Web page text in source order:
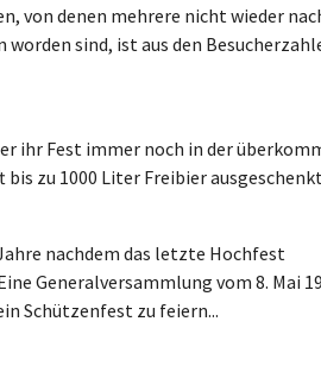
von denen mehrere nicht wieder
sind, ist aus den
ihr Fest immer noch in der
zu 1000 Liter Freibier
nachdem das letzte Hochfest
Generalversammlung vom 8. Mai
Schützenfest zu feiern...